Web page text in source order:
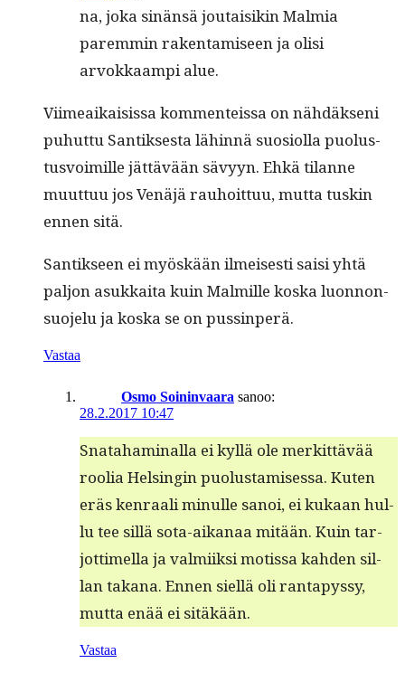
na, joka sinän­sä joutaisikin Malmia
parem­min rak­en­tamiseen ja olisi
arvokkaampi alue.
Viimeaikai­sis­sa kom­menteis­sa on nähdäk­seni
puhut­tu San­tik­ses­ta lähin­nä suo­si­ol­la puo­lus­
tusvoimille jät­tävään sävyyn. Ehkä tilanne
muut­tuu jos Venäjä rauhoit­tuu, mut­ta tuskin
ennen sitä.
San­tik­seen ei myöskään ilmeis­es­ti saisi yhtä
paljon asukkai­ta kuin Malmille kos­ka luon­non­
suo­jelu ja kos­ka se on pussinperä.
Vastaa
Osmo Soininvaara sanoo:
28.2.2017 10:47
Snata­ham­i­nal­la ei kyl­lä ole merkit­tävää
roo­lia Helsin­gin puo­lus­tamises­sa. Kuten
eräs ken­raali min­ulle sanoi, ei kukaan hul­
lu tee sil­lä sota-aikanaa mitään. Kuin tar­
jot­timel­la ja valmi­ik­si motis­sa kah­den sil­
lan takana. Ennen siel­lä oli rantapyssy,
mut­ta enää ei sitäkään.
Vastaa